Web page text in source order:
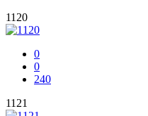
1120
0
0
240
1121